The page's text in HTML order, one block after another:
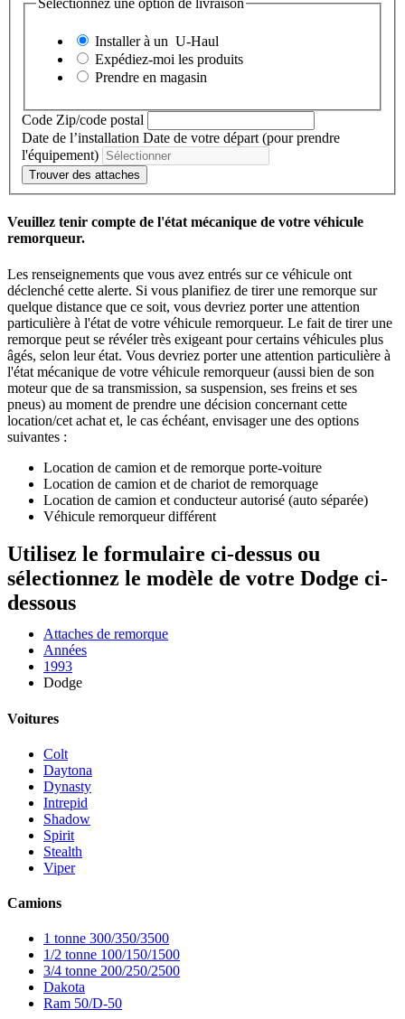
Sélectionnez une option de livraison
Installer à un U-Haul
Expédiez-moi les produits
Prendre en magasin
Code Zip/code postal
Date de l’installation Date de votre départ (pour prendre
l'équipement)
Trouver des attaches
Veuillez tenir compte de l'état mécanique de votre véhicule
remorqueur.
Les renseignements que vous avez entrés sur ce véhicule ont
déclenché cette alerte. Si vous planifiez de tirer une remorque sur
quelque distance que ce soit, vous devriez porter une attention
particulière à l'état de votre véhicule remorqueur. Le fait de tirer une
remorque peut se révéler très exigeant pour certains véhicules plus
âgés, selon leur état. Vous devriez porter une attention particulière à
l'état mécanique de votre véhicule remorqueur (aussi bien de son
moteur que de sa transmission, sa suspension, ses freins et ses
pneus) au moment de prendre une décision concernant cette
location/cet achat et, le cas échéant, envisager une des options
suivantes :
Location de camion et de remorque porte-voiture
Location de camion et de chariot de remorquage
Location de camion et conducteur autorisé (auto séparée)
Véhicule remorqueur différent
Utilisez le formulaire ci-dessus ou
sélectionnez le modèle de votre Dodge ci-
dessous
Attaches de remorque
Années
1993
Dodge
Voitures
Colt
Daytona
Dynasty
Intrepid
Shadow
Spirit
Stealth
Viper
Camions
1 tonne 300/350/3500
1/2 tonne 100/150/1500
3/4 tonne 200/250/2500
Dakota
Ram 50/D-50